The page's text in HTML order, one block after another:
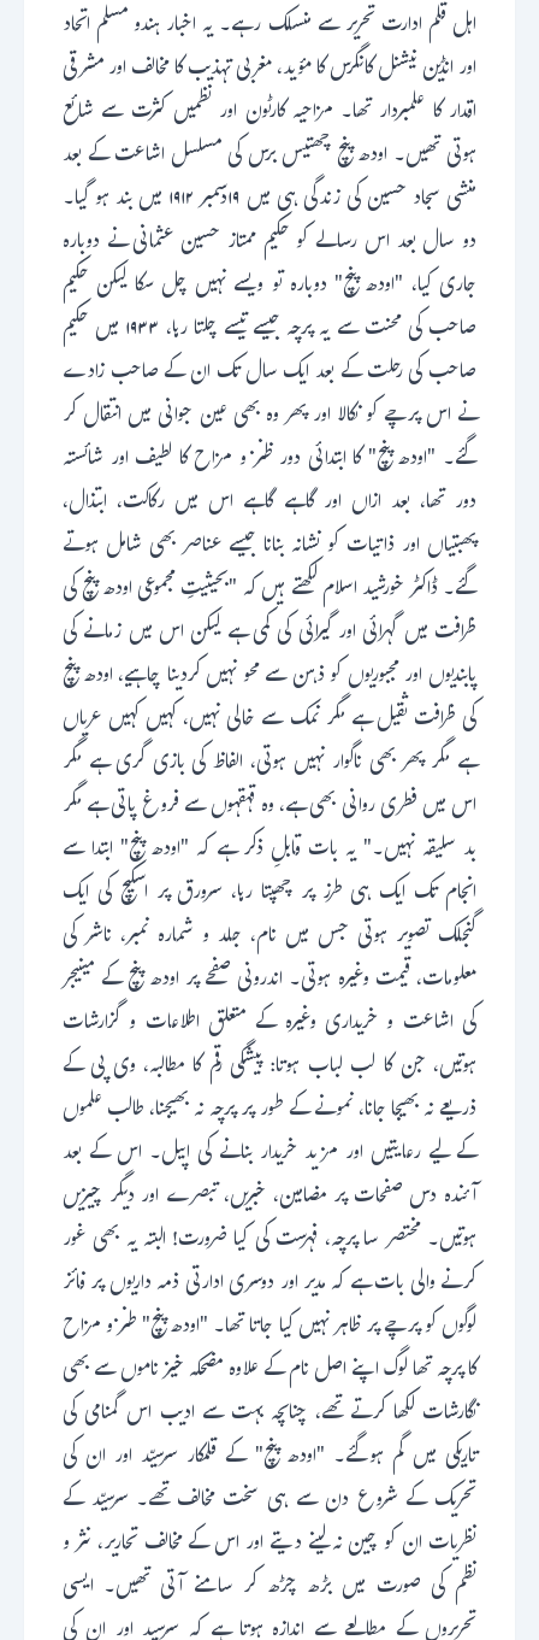
اہل قلم ادارت تحریر سے منسلک رہے۔ یہ اخبار ہندو مسلم اتحاد
اور انڈین نیشنل کانگرس کا مؤید، مغربی تہذیب کا مخالف اور مشرقی
اقدار کا علمبردار تھا۔ مزاحیہ کارٹون اور نظمیں کثرت سے شائع
ہوتی تھیں۔ اودھ پنچ چھتیس برس کی مسلسل اشاعت کے بعد
منشی سجاد حسین کی زندگی ہی میں ۱۹دسمبر ۱۹۱۲ میں بند ہو گیا۔
دو سال بعد اس رسالے کو حکیم ممتاز حسین عثمانی نے دوبارہ
جاری کیا، "اودھ پنچ" دوبارہ تو ویسے نہیں چل سکا لیکن حکیم
صاحب کی محنت سے یہ پرچہ جیسے تیسے چلتا رہا، ۱۹۳۳ میں حکیم
صاحب کی رحلت کے بعد ایک سال تک ان کے صاحب زادے
نے اس پرچے کو نکالا اور پھر وہ بھی عین جوانی میں انتقال کر
گئے۔ "اودھ پنچ" کا ابتدائی دور ظنز و مزاح کا لطیف اور شائستہ
دور تھا، بعد ازاں اور گاہے گاہے اس میں رکاکت، ابتذال،
پھبتیاں اور ذاتیات کو نشانہ بنانا جیسے عناصر بھی شامل ہوتے
گئے۔ ڈاکٹر خورشید اسلام لکھتے ہیں کہ "بحیثیتِ مجموعی اودھ پنچ کی
ظرافت میں گہرائی اور گیرائی کی کمی ہے لیکن اس میں زمانے کی
پابندیوں اور مجبوریوں کو ذہن سے محو نہیں کردینا چاہیے، اودھ پنچ
کی ظرافت ثقیل ہے مگر نمک سے خالی نہیں، کہیں کہیں عریاں
ہے مگر پھر بھی ناگوار نہیں ہوتی، الفاظ کی بازی گری ہے مگر
اس میں فطری روانی بھی ہے، وہ قہقہوں سے فروغ پاتی ہے مگر
بد سلیقہ نہیں۔" یہ بات قابلِ ذکر ہے کہ "اودھ پنچ" ابتدا سے
انجام تک ایک ہی طرز پر چھپتا رہا، سرورق پر اسکیچ کی ایک
گنجلک تصویر ہوتی جس میں نام، جلد و شمارہ نمبر، ناشر کی
معلومات، قیمت وغیرہ ہوتی۔ اندرونی صفحے پر اودھ پنچ کے مینیجر
کی اشاعت و خریداری وغیرہ کے متعلق اطلاعات و گزارشات
ہوتیں، جن کا لب لباب ہوتا: پیشگی رقم کا مطالبہ، وی پی کے
ذریعے نہ بھیجا جانا، نمونے کے طور پر پرچہ نہ بھیجنا، طالب علموں
کے لیے رعایتیں اور مزید خریدار بنانے کی اپیل۔ اس کے بعد
آئندہ دس صفحات پر مضامین، خبریں، تبصرے اور دیگر چیزیں
ہوتیں۔ مختصر سا پرچہ، فہرست کی کیا ضرورت! البتہ یہ بھی غور
کرنے والی بات ہے کہ مدیر اور دوسری ادارتی ذمہ داریوں پر فائز
لوگوں کو پرچے پر ظاہر نہیں کیا جاتا تھا۔ "اودھ پنچ" طنز و مزاح
کا پرچہ تھا لوگ اپنے اصل نام کے علاوہ مضحکہ خیز ناموں سے بھی
نگارشات لکھا کرتے تھے، چناںچہ بہت سے ادیب اس گمنامی کی
تاریکی میں گم ہوگئے۔ "اودھ پنچ" کے قلمکار سرسیّد اور ان کی
تحریک کے شروع دن سے ہی سخت مخالف تھے۔ سرسیّد کے
نظریات ان کو چین نہ لینے دیتے اور اس کے مخالف تحاریر، نثر و
نظم کی صورت میں بڑھ چڑھ کر سامنے آتی تھیں۔ ایسی